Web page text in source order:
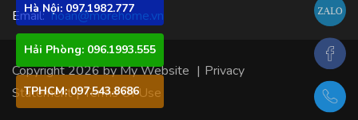
Hà Nội: 097.1982.777
Hải Phòng: 096.1993.555
TPHCM: 097.543.8686
Email:hoan@morehome.vn
Copyright 2026 by My Website | Privacy
Statement | Terms Of Use